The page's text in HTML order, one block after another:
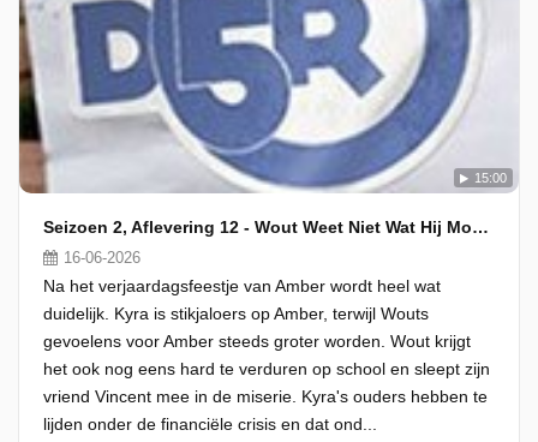
15:00
Seizoen 2, Aflevering 12 - Wout Weet Niet Wat Hij Moet Denken
16-06-2026
Na het verjaardagsfeestje van Amber wordt heel wat
duidelijk. Kyra is stikjaloers op Amber, terwijl Wouts
gevoelens voor Amber steeds groter worden. Wout krijgt
het ook nog eens hard te verduren op school en sleept zijn
vriend Vincent mee in de miserie. Kyra's ouders hebben te
lijden onder de financiële crisis en dat ond...